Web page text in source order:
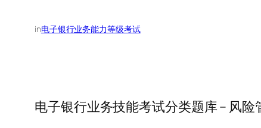
in电子银行业务能力等级考试
电子银行业务技能考试分类题库 – 风险